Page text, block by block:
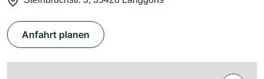
Anfahrt planen